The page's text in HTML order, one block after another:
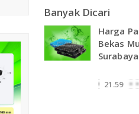
Banyak Dicari
Harga
Bekas
Surabaya
21.59